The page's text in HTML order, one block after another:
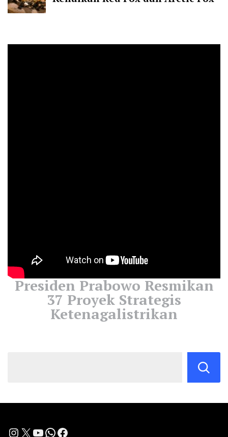
Presiden Prabowo Resmikan
37 Proyek Strategis
Ketenagalistrikan
Instagram
X YouTube
WhatsApp
Facebook